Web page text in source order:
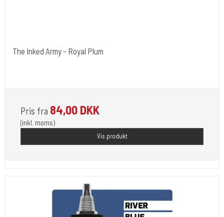
The Inked Army - Royal Plum
Pris fra 84,00 DKK
(inkl. moms)
Vis produkt